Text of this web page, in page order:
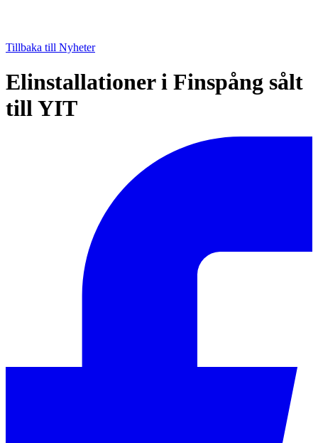
Tillbaka till Nyheter
Elinstallationer i Finspång sålt
till YIT